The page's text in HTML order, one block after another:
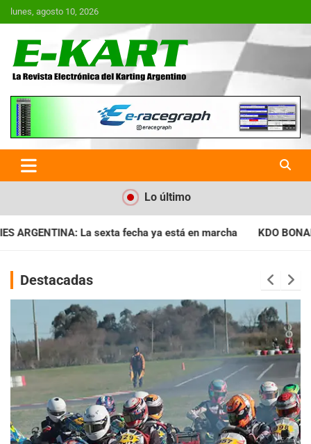
Saltar
al
lunes, agosto 10, 2026
E-Kart.com.ar | La Revista
Electrónica del Karting en
Argentina
Lo último
ya está en marcha KDO BONAERENSE: Con la vara bien
Destacadas